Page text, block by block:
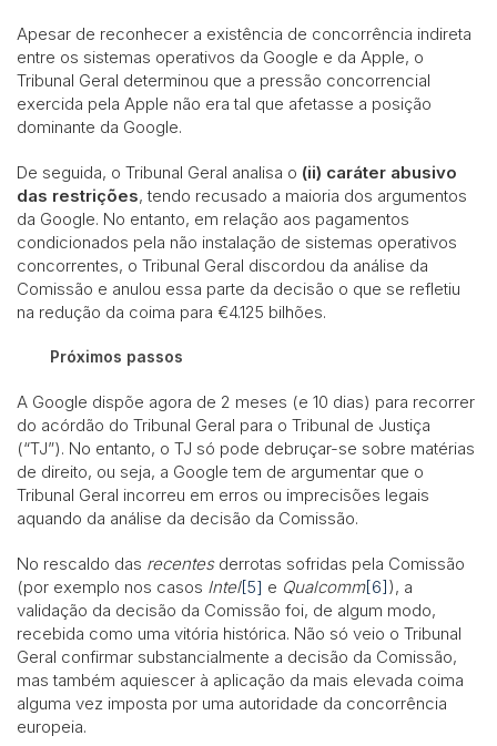
Apesar de reconhecer a existência de concorrência indireta
entre os sistemas operativos da Google e da Apple, o
Tribunal Geral determinou que a pressão concorrencial
exercida pela Apple não era tal que afetasse a posição
dominante da Google.
De seguida, o Tribunal Geral analisa o (ii) caráter abusivo
das restrições, tendo recusado a maioria dos argumentos
da Google. No entanto, em relação aos pagamentos
condicionados pela não instalação de sistemas operativos
concorrentes, o Tribunal Geral discordou da análise da
Comissão e anulou essa parte da decisão o que se refletiu
na redução da coima para €4.125 bilhões.
Próximos passos
A Google dispõe agora de 2 meses (e 10 dias) para recorrer
do acórdão do Tribunal Geral para o Tribunal de Justiça
(“TJ”). No entanto, o TJ só pode debruçar-se sobre matérias
de direito, ou seja, a Google tem de argumentar que o
Tribunal Geral incorreu em erros ou imprecisões legais
aquando da análise da decisão da Comissão.
No rescaldo das recentesderrotas sofridas pela Comissão
(por exemplo nos casos Intel[5] e Qualcomm[6]), a
validação da decisão da Comissão foi, de algum modo,
recebida como uma vitória histórica. Não só veio o Tribunal
Geral confirmar substancialmente a decisão da Comissão,
mas também aquiescer à aplicação da mais elevada coima
alguma vez imposta por uma autoridade da concorrência
europeia.